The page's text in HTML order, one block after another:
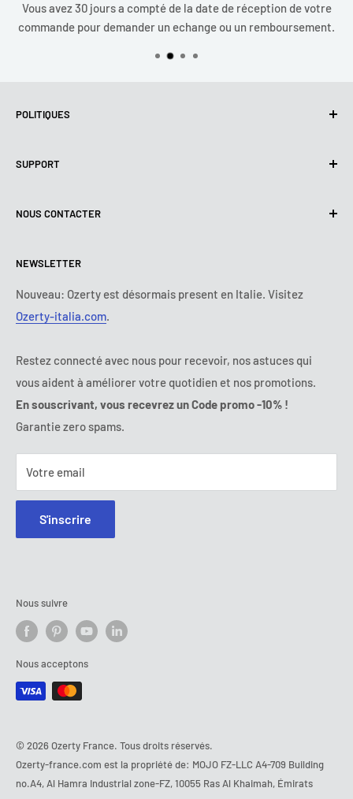
Vous avez 30 jours a compté de la date de réception de votre
commande pour demander un echange ou un remboursement.
POLITIQUES
Utilisation de cookies (RGPD)
Politique de livraison
Conditions de paiement
Termes et conditions d'abonnement
SUPPORT
Nous contacter
Mentions légales
FAQ
Règlement en Ligne des Litiges
NOUS CONTACTER
Mardi :9:00 - 18:00
Mercredi :9:00 - 18:00
Jeudi :
9:00 - 18:00
Samedi - Dimanche :
09 70 01 97 37
E-mail:
contact@ozerty-france.com
NEWSLETTER
Nouveau: Ozerty est désormais present en Italie. Visitez
Ozerty-italia.com.
Restez connecté avec nous pour recevoir, nos astuces qui
vous aident à améliorer votre quotidien et nos promotions.
En souscrivant, vous recevrez un Code promo -10% !
Garantie zero spams.
Votre email
S'inscrire
Nous suivre
Nous acceptons
© 2026 Ozerty France. Tous droits réservés.
Ozerty-france.com est la propriété de: MOJO FZ-LLC A4-709 Building
no.A4, Al Hamra Industrial zone-FZ, 10055 Ras Al Khaimah, Émirats